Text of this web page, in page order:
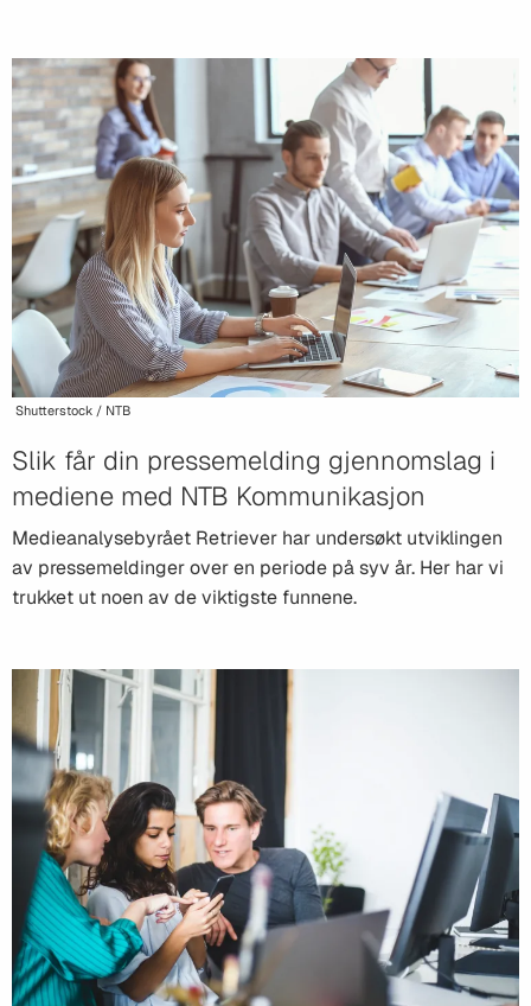
Shutterstock / NTB
Slik får din pressemelding gjennomslag i
mediene med NTB Kommunikasjon
Medieanalysebyrået Retriever har undersøkt utviklingen
av pressemeldinger over en periode på syv år. Her har vi
trukket ut noen av de viktigste funnene.